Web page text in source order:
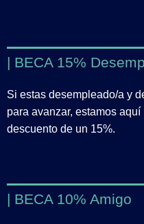
| BECA 15%
Si estas desempleado/a y
para avanzar, estamos
descuento de un 15%.
| BECA 10% Amigo